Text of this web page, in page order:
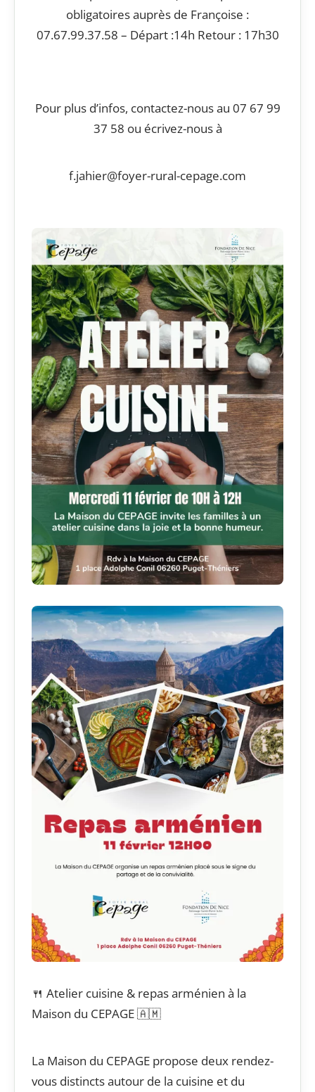
obligatoires auprès de Françoise :
07.67.99.37.58 – Départ :14h Retour : 17h30
Pour plus d’infos, contactez-nous au 07 67 99
37 58 ou écrivez-nous à
f.jahier@foyer-rural-cepage.com
🍴 Atelier cuisine & repas arménien à la
Maison du CEPAGE 🇦🇲
La Maison du CEPAGE propose deux rendez-
vous distincts autour de la cuisine et du